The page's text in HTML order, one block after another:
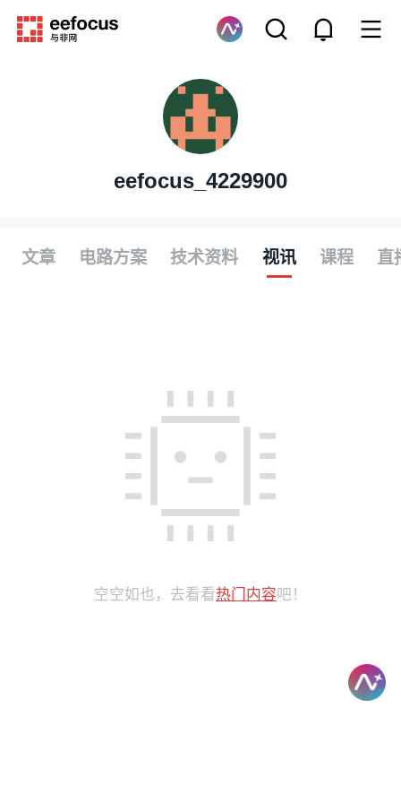
eefocus_4229900
文章 电路方案 技术资料 视讯 课程 直
空空如也，去看看热门内容吧！